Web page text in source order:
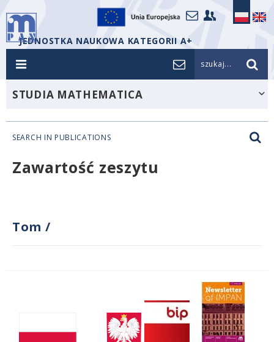
JEDNOSTKA NAUKOWA KATEGORII A+
szukaj...
STUDIA MATHEMATICA
SEARCH IN PUBLICATIONS
Zawartość zeszytu
Tom /